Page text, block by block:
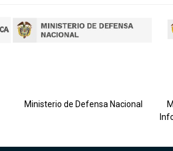
Ministerio de Defensa Nacional